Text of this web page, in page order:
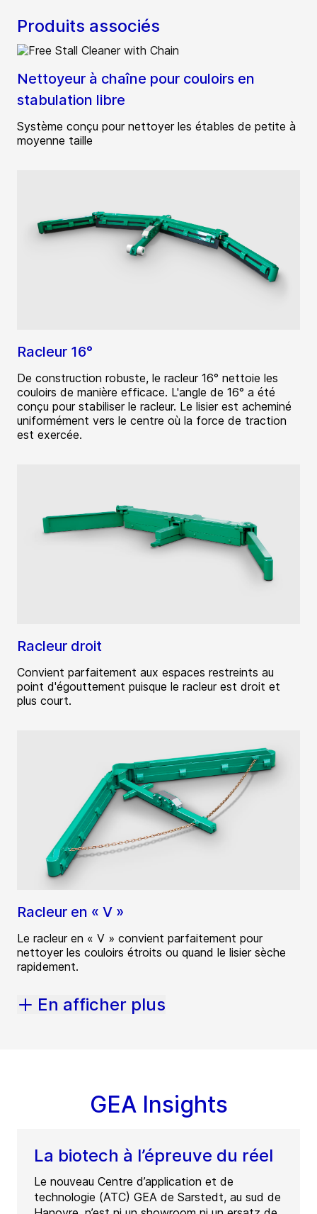
Produits associés
Nettoyeur à chaîne pour couloirs en
stabulation libre
Système conçu pour nettoyer les étables de petite à
moyenne taille
Racleur 16°
De construction robuste, le racleur 16° nettoie les
couloirs de manière efficace. L'angle de 16° a été
conçu pour stabiliser le racleur. Le lisier est acheminé
uniformément vers le centre où la force de traction
est exercée.
Racleur droit
Convient parfaitement aux espaces restreints au
point d'égouttement puisque le racleur est droit et
plus court.
Racleur en « V »
Le racleur en « V » convient parfaitement pour
nettoyer les couloirs étroits ou quand le lisier sèche
rapidement.
En afficher plus
GEA Insights
La biotech à l’épreuve du réel
Le nouveau Centre d’application et de
technologie (ATC) GEA de Sarstedt, au sud de